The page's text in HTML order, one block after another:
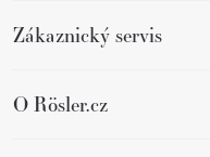
Zákaznický servis
O Rösler.cz